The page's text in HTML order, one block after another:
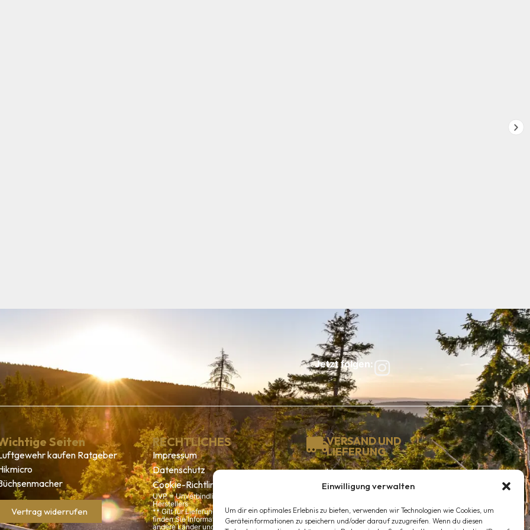
Einwilligung verwalten
Um dir ein optimales Erlebnis zu bieten, verwenden wir Technologien wie Cookies, um
Geräteinformationen zu speichern und/oder darauf zuzugreifen. Wenn du diesen
Jetzt folgen:
Seiten
kaufen Ratgeber
Vertrag widerrufen
RECHTLICHES
Impressum
Datenschutz
Cookie-Richtlinie
UVP = Unverbindliche Preisempfehlung des
Herstellers
** Gilt für Lieferungen nach Deutschland. Hier
finden Sie Informationen zu Lieferzeiten für
andere Länder und zur Berechnung des
VERSAND UND
LIEFERUNG
Versand und Lieferung
erfolgt umgehend nach
Eingang der vollständigen
Zahlung.
ZAHLUNGSMETHODEN